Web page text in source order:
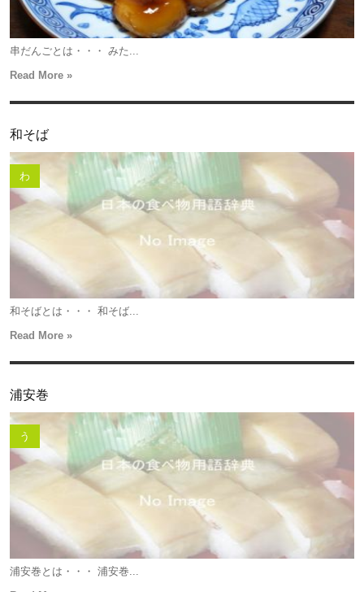
串だんごとは・・・ みた...
Read More »
和そば
わ
和そばとは・・・ 和そば...
Read More »
浦安巻
う
浦安巻とは・・・ 浦安巻...